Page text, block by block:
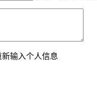
输入个人信息